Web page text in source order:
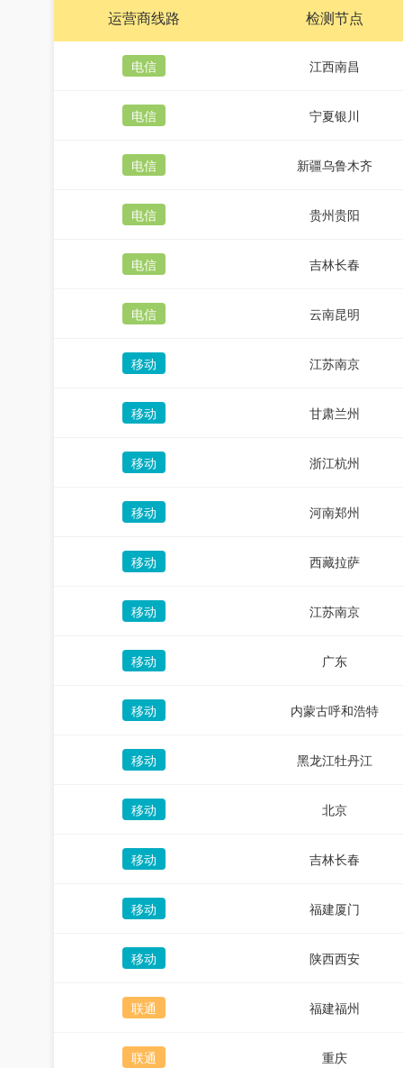
运营商线路 检测节点
电信 江西南昌
电信 宁夏银川
电信 新疆乌鲁木齐
电信 贵州贵阳
电信 吉林长春
电信 云南昆明
移动 江苏南京
移动 甘肃兰州
移动 浙江杭州
移动 河南郑州
移动 西藏拉萨
移动 江苏南京
移动 广东
移动 内蒙古呼和浩特
移动 黑龙江牡丹江
移动 北京
移动 吉林长春
移动 福建厦门
移动 陕西西安
联通 福建福州
联通 重庆